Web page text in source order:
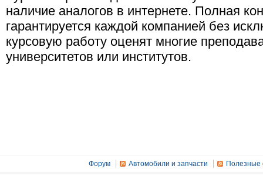
наличие аналогов в интернете. Полная
гарантируется каждой компанией без
курсовую работу оценят многие
университетов или институтов.
Форум Автомобили и запчасти Полезные